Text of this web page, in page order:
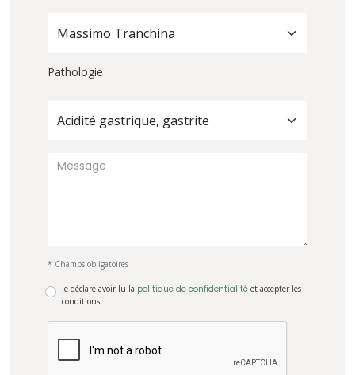
Massimo Tranchina
Pathologie
Acidité gastrique, gastrite
* Champs obligatoires
Je déclare avoir lu la politique de confidentialité et accepter les
conditions.